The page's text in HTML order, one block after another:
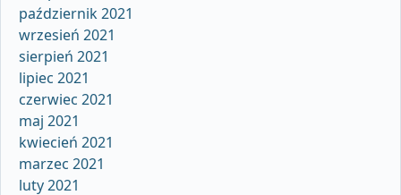
październik 2021
wrzesień 2021
sierpień 2021
lipiec 2021
czerwiec 2021
maj 2021
kwiecień 2021
marzec 2021
luty 2021